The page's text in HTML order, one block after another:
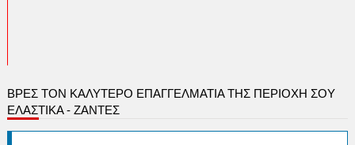
ΒΡΕΣ ΤΟΝ ΚΑΛΎΤΕΡΟ ΕΠΑΓΓΕΛΜΑΤΊΑ ΤΗΣ ΠΕΡΙΟΧΉ ΣΟΥ
ΕΛΑΣΤΙΚΑ - ΖΑΝΤΕΣ